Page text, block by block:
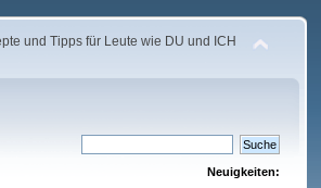
und Tipps für Leute wie DU und ICH
Neuigkeiten: